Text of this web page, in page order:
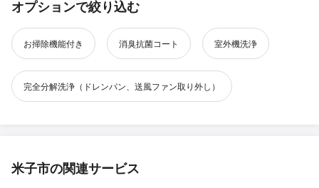
オプションで絞り込む
お掃除機能付き 消臭抗菌コート 室外機洗浄
完全分解洗浄（ドレンパン、送風ファン取り外し）
米子市の関連サービス